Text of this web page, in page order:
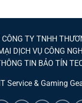
IT Service & Gaming